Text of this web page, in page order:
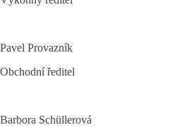
Pavel Provazník
Obchodní ředitel
Barbora Schüllerová